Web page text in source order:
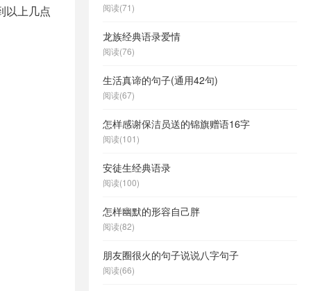
以上几点 阅读(71)
龙族经典语录爱情
阅读(76)
生活真谛的句子(通用42句)
阅读(67)
怎样感谢保洁员送的锦旗赠语16字
阅读(101)
安徒生经典语录
阅读(100)
怎样幽默的形容自己胖
阅读(82)
朋友圈很火的句子说说八字句子
阅读(66)